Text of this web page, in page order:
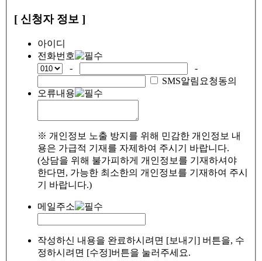
[ 신청자 정보 ]
아이디
전화번호
-
-
SMS알림요청동의
오류내용
※ 개인정보 노출 방지를 위해 민감한 개인정보 내
용은 가급적 기재를 자제하여 주시기 바랍니다.
(상담을 위해 불가피하게 개인정보를 기재하셔야
한다면, 가능한 최소한의 개인정보를 기재하여 주시
기 바랍니다.)
메일주소
작성하신 내용을 완료하시려면 [보내기] 버튼을, 수
정하시려면 [수정]버튼을 눌러주세요.